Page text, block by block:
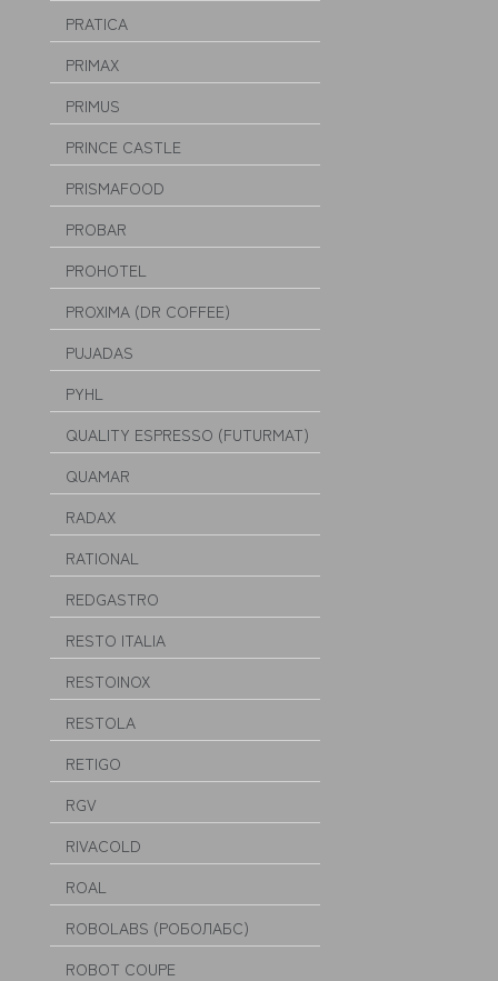
PRATICA
PRIMAX
PRIMUS
PRINCE CASTLE
PRISMAFOOD
PROBAR
PROHOTEL
PROXIMA (DR COFFEE)
PUJADAS
PYHL
QUALITY ESPRESSO (FUTURMAT)
QUAMAR
RADAX
RATIONAL
REDGASTRO
RESTO ITALIA
RESTOINOX
RESTOLA
RETIGO
RGV
RIVACOLD
ROAL
ROBOLABS (РОБОЛАБС)
ROBOT COUPE